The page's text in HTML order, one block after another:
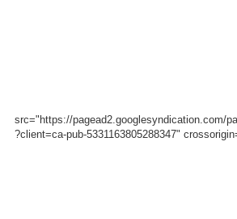
src="https://pagead2.googlesyndication.com/
?client=ca-pub-5331163805288347"